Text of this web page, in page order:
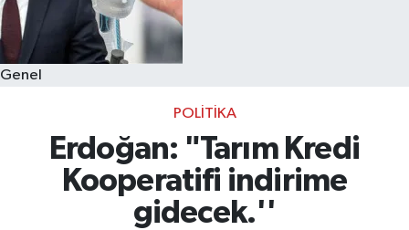
Genel
POLITIKA
Erdoğan: "Tarım Kredi
Kooperatifi indirime
gidecek.''
Magazin
Kültür & Sanat
Teknoloji